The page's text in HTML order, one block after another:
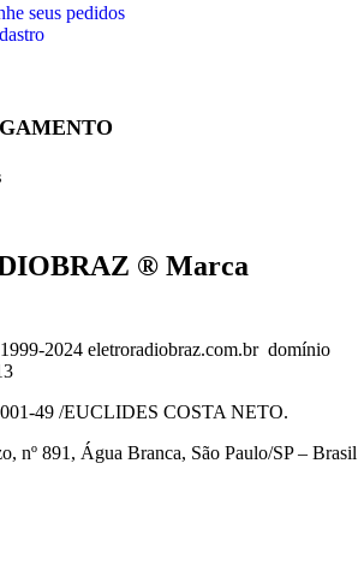
seus pedidos
® Marca
2024 eletroradiobraz.com.br domínio
49 /EUCLIDES COSTA NETO.
nº 891, Água Branca, São Paulo/SP – Brasil